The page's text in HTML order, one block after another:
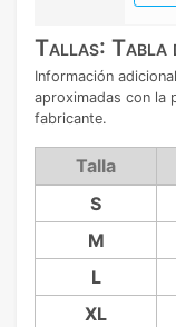
Tallas: Tabla
Información
aproximadas con la
fabricante.
Talla
S
M
L
XL